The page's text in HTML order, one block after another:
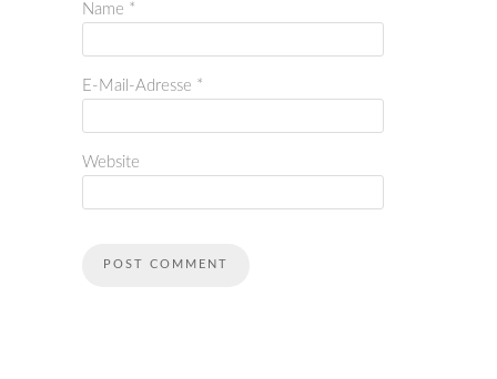
Name *
E-Mail-Adresse *
Website